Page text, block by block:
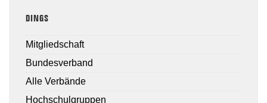
DINGS
Mitgliedschaft
Bundesverband
Alle Verbände
Hochschulgruppen